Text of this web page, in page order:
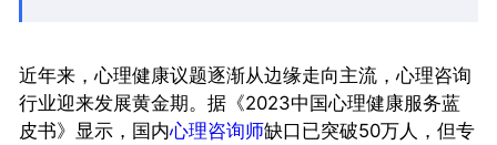
近年来，心理健康议题逐渐从边缘走向主流，心理咨询
行业迎来发展黄金期。据《2023中国心理健康服务蓝
皮书》显示，国内心理咨询师缺口已突破50万人，但专